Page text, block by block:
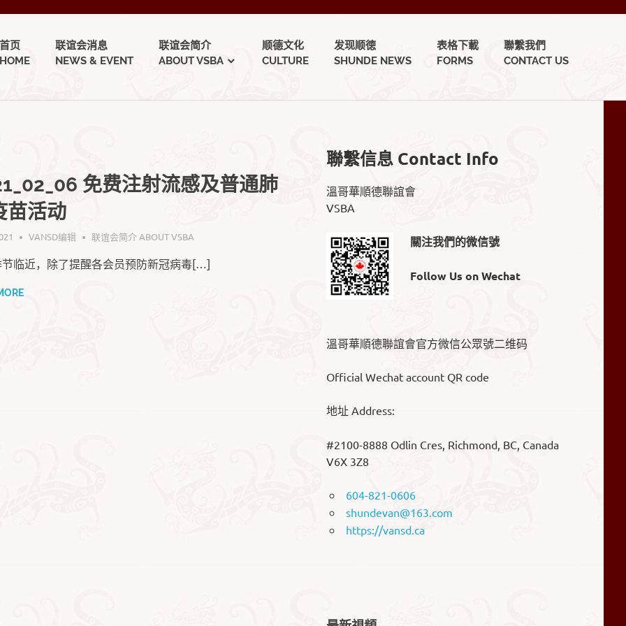
页
联谊会消息
NEWS & EVENT
联谊会简介
ABOUT VSBA
顺德文化
CULTURE
发现顺徳
SHUNDE NEWS
表格下載
FORMS
聯繫我們
CONTACT US
免费注射流感及普通肺
苗活动
VANSD编辑 联谊会简介 ABOUT VSBA
临近，除了提醒各会员预防新冠病毒[…]
聯繫信息 Contact Info
溫哥華順德聯誼會
VSBA
關注我們的微信號
Follow Us on Wechat
溫哥華順德聯誼會官方微信公眾號二维码
Official Wechat account QR code
地址 Address:
#2100-8888 Odlin Cres, Richmond, BC, Canada
V6X 3Z8
604-821-0606
shundevan@163.com
https://vansd.ca